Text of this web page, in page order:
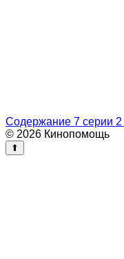
Содержание 7 серии
© 2026 Кинопомощь